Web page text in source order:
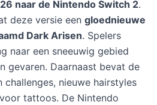
naar de Nintendo Switch 2.
deze versie een gloednieuwe
Dark Arisen. Spelers
naar een sneeuwig gebied
gevaren. Daarnaast bevat de
challenges, nieuwe hairstyles
tattoos. De Nintendo